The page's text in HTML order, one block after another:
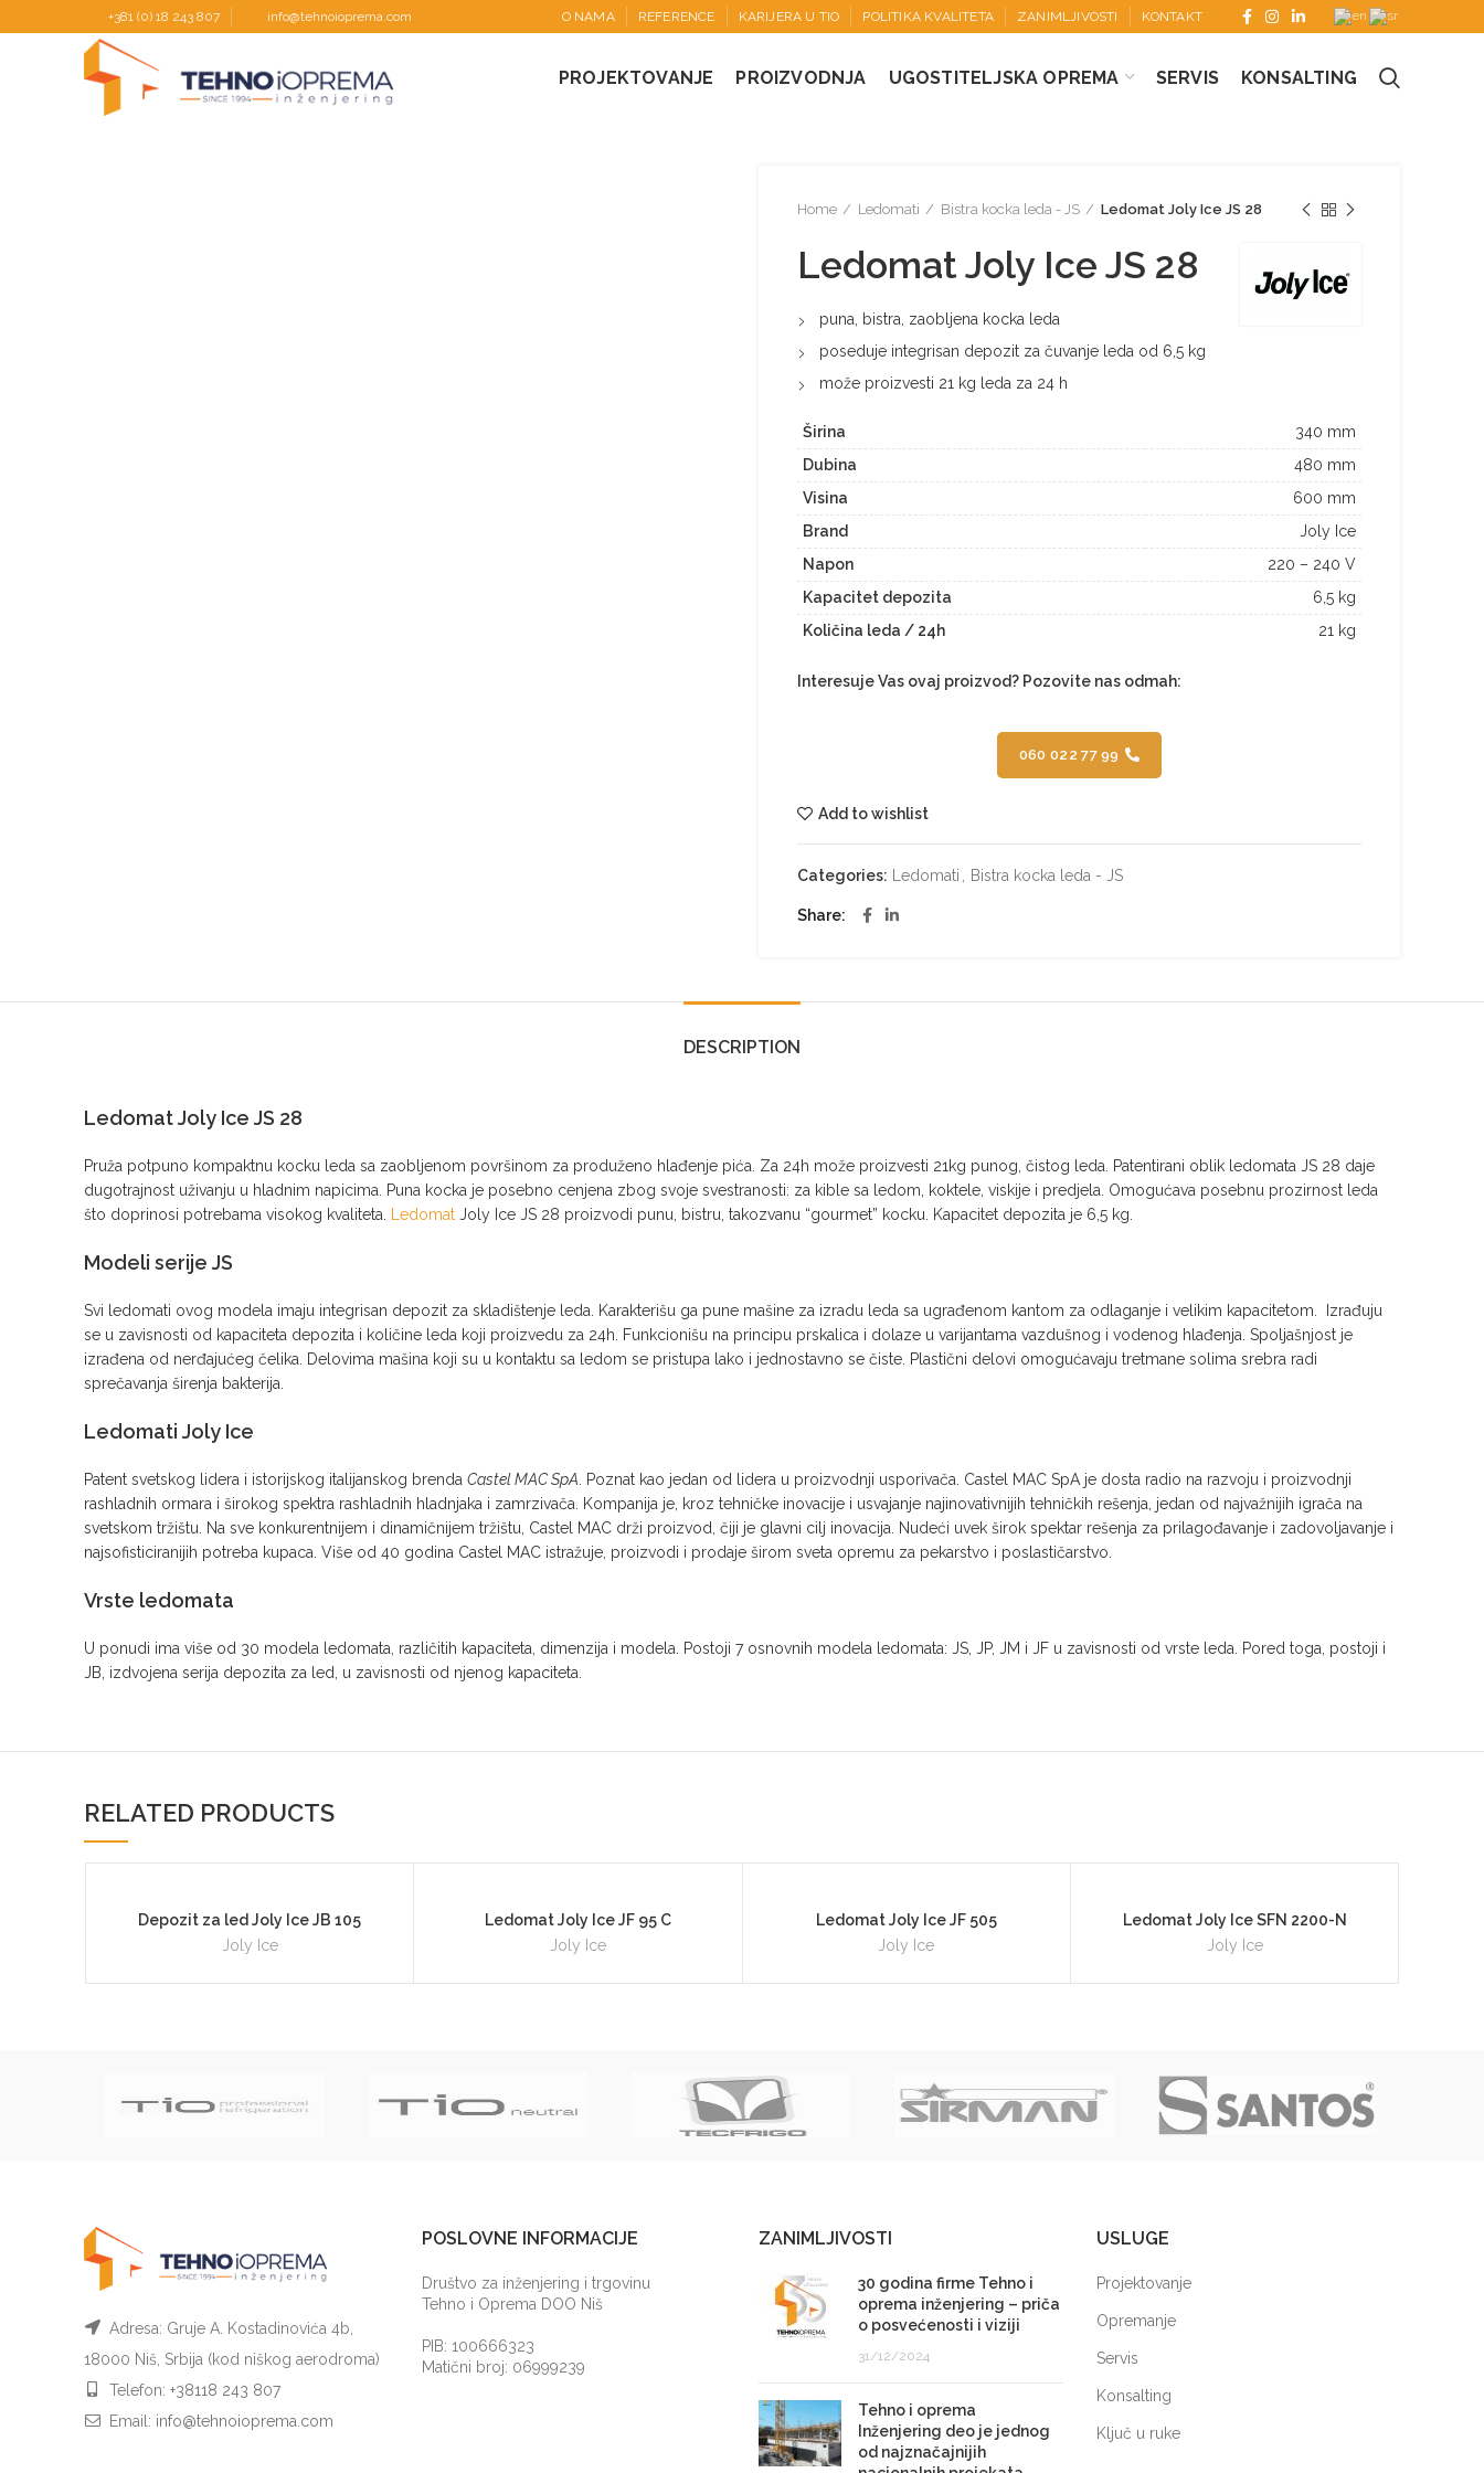
+381 (0) 18 243 807 info@tehnoioprema.com O NAMA REFERENCE KARIJERA U TIO POLITIKA KVALITETA ZANIMLJIVOSTI KONTAKT
PROJEKTOVANJE PROIZVODNJA UGOSTITELJSKA OPREMA SERVIS KONSALTING
Home Ledomati Bistra kocka leda - JS Ledomat Joly Ice JS 28
Ledomat Joly Ice JS 28
puna, bistra, zaobljena kocka leda
poseduje integrisan depozit za čuvanje leda od 6,5 kg
može proizvesti 21 kg leda za 24 h
Širina
340 mm
Dubina
480 mm
Visina
600 mm
Brand
Joly Ice
Napon
220 – 240 V
Kapacitet depozita
6,5 kg
Količina leda / 24h
21 kg
Interesuje Vas ovaj proizvod? Pozovite nas odmah:
060 022 77 99
Add to wishlist
Categories: Ledomati Bistra kocka leda - JS
Share
DESCRIPTION
Ledomat Joly Ice JS 28
Pruža potpuno kompaktnu kocku leda sa zaobljenom površinom za produženo hlađenje pića. Za 24h može proizvesti 21kg punog, čistog leda. Patentirani oblik ledomata JS 28 daje
dugotrajnost uživanju u hladnim napicima. Puna kocka je posebno cenjena zbog svoje svestranosti: za kible sa ledom, koktele, viskije i predjela. Omogućava posebnu prozirnost leda
što doprinosi potrebama visokog kvaliteta.
Ledomat Joly Ice JS 28 proizvodi punu, bistru, takozvanu “gourmet” kocku. Kapacitet depozita je 6,5 kg.
Modeli serije JS
Svi ledomati ovog modela imaju integrisan depozit za skladištenje leda. Karakterišu ga pune mašine za izradu leda sa ugrađenom kantom za odlaganje i velikim kapacitetom. Izrađuju
se u zavisnosti od kapaciteta depozita i količine leda koji proizvedu za 24h. Funkcionišu na principu prskalica i dolaze u varijantama vazdušnog i vodenog hlađenja. Spoljašnjost je
izrađena od nerđajućeg čelika. Delovima mašina koji su u kontaktu sa ledom se pristupa lako i jednostavno se čiste. Plastični delovi omogućavaju tretmane solima srebra radi
sprečavanja širenja bakterija.
Ledomati Joly Ice
Patent svetskog lidera i istorijskog italijanskog brenda Castel MAC SpA . Poznat kao jedan od lidera u proizvodnji usporivača. Castel MAC SpA je dosta radio na razvoju i proizvodnji
rashladnih ormara i širokog spektra rashladnih hladnjaka i zamrzivača. Kompanija je, kroz tehničke inovacije i usvajanje najinovativnijih tehničkih rešenja, jedan od najvažnijih igrača na
svetskom tržištu. Na sve konkurentnijem i dinamičnijem tržištu, Castel MAC drži proizvod, čiji je glavni cilj inovacija. Nudeći uvek širok spektar rešenja za prilagođavanje i zadovoljavanje i
najsofisticiranijih potreba kupaca. Više od 40 godina Castel MAC istražuje, proizvodi i prodaje širom sveta opremu za pekarstvo i poslastičarstvo.
Vrste ledomata
U ponudi ima više od 30 modela ledomata, različitih kapaciteta, dimenzija i modela. Postoji 7 osnovnih modela ledomata: JS, JP, JM i JF u zavisnosti od vrste leda. Pored toga, postoji i
JB, izdvojena serija depozita za led, u zavisnosti od njenog kapaciteta.
RELATED PRODUCTS
Depozit za led Joly Ice JB 105
Joly Ice
Ledomat Joly Ice JF 95 C
Joly Ice
Ledomat Joly Ice JF 505
Joly Ice
Ledomat Joly Ice SFN 2200-N
Joly Ice
Adresa: Gruje A. Kostadinovića 4b,
18000 Niš, Srbija (kod niškog aerodroma)
Telefon: +38118 243 807
Email: info@tehnoioprema.com
POSLOVNE INFORMACIJE
Društvo za inženjering i trgovinu
Tehno i Oprema DOO Niš
PIB: 100666323
Matični broj: 06999239
ZANIMLJIVOSTI
30 godina firme Tehno i
oprema inženjering – priča
o posvećenosti i viziji
31/12/2024
Tehno i oprema
Inženjering deo je jednog
od najznačajnijih
USLUGE
Projektovanje
Opremanje
Servis
Konsalting
Ključ u ruke